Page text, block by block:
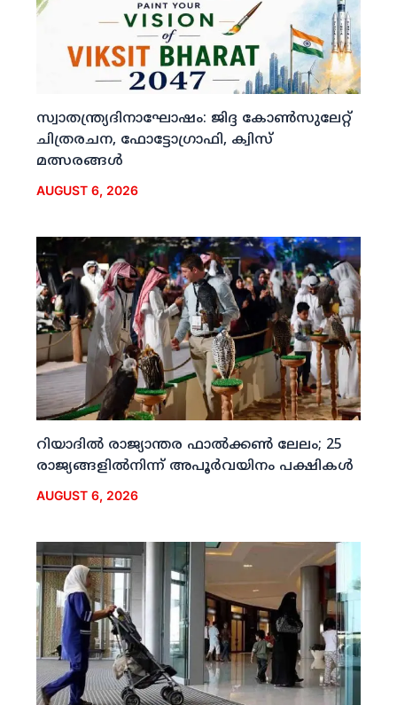
സ്വാതന്ത്ര്യദിനാഘോഷം: ജിദ്ദ കോണ്‍സുലേറ്റ്
ചിത്രരചന, ഫോട്ടോഗ്രാഫി, ക്വിസ്
മത്സരങ്ങള്‍
AUGUST 6, 2026
റിയാദില്‍ രാജ്യാന്തര ഫാല്‍ക്കണ്‍ ലേലം; 25
രാജ്യങ്ങളില്‍നിന്ന് അപൂര്‍വയിനം പക്ഷികള്‍
AUGUST 6, 2026